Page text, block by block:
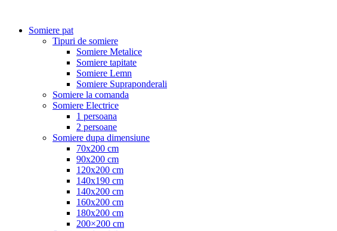
Somiere pat
Tipuri de somiere
Somiere Metalice
Somiere tapitate
Somiere Lemn
Somiere Supraponderali
Somiere la comanda
Somiere Electrice
1 persoana
2 persoane
Somiere dupa dimensiune
70x200 cm
90x200 cm
120x200 cm
140x190 cm
140x200 cm
160x200 cm
180x200 cm
200×200 cm